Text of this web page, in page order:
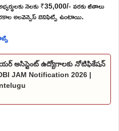
నెలకు ₹35,000/- వరకు జీతాలు
అలవెన్సెస్ బెనిఫిట్స్ ఉంటాయి.
అసిస్టెంట్ ఉద్యోగాలకు నోటిఫికేషన్
JAM Notification 2026 |